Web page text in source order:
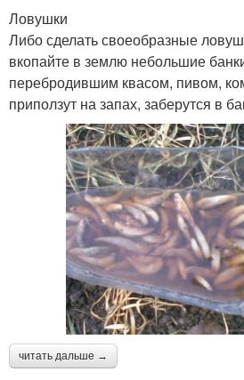
Ловушки
Либо сделать своеобразные
вкопайте в землю небольшие
перебродившим квасом, пивом,
приползут на запах, заберутся в
читать дальше →